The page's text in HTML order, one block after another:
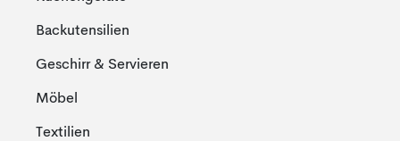
Backutensilien
Geschirr & Servieren
Möbel
Textilien